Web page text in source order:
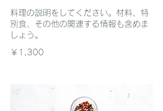
料理の説明をしてください。材料、特
別食、その他の関連する情報も含めま
しょう。
￥1,300